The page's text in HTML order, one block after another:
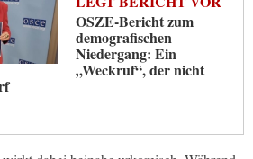
OSZE-Bericht zum
demografischen
Niedergang: Ein
„Weckruf“, der nicht